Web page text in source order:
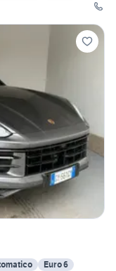
Euro 6